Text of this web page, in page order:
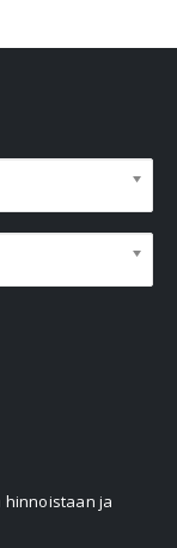
hinnoistaan ja